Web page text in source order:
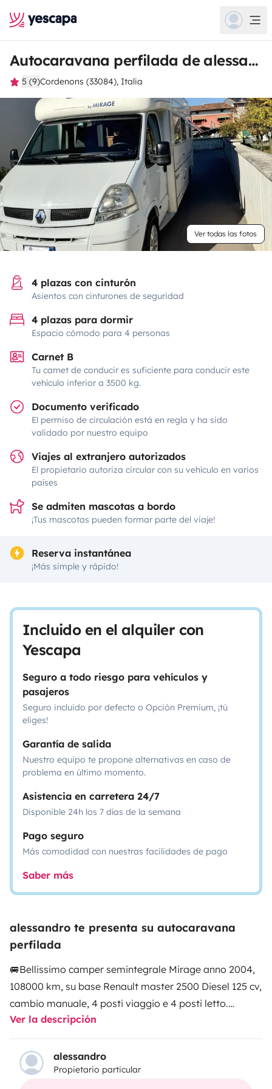
Autocaravana perfilada de alessandro
5 (9)Cordenons (33084), Italia
Ver todas las fotos
4 plazas con cinturón
Asientos con cinturones de seguridad
4 plazas para dormir
Espacio cómodo para 4 personas
Carnet B
Tu carnet de conducir es suficiente para conducir este
vehículo inferior a 3500 kg.
Documento verificado
El permiso de circulación está en regla y ha sido
validado por nuestro equipo
Viajes al extranjero autorizados
El propietario autoriza circular con su vehículo en varios
países
Se admiten mascotas a bordo
¡Tus mascotas pueden formar parte del viaje!
Reserva instantánea
¡Más simple y rápido!
Incluido en el alquiler con
Yescapa
Seguro a todo riesgo para vehículos y
pasajeros
Seguro incluido por defecto o Opción Premium, ¡tú
eliges!
Garantía de salida
Nuestro equipo te propone alternativas en caso de
problema en último momento.
Asistencia en carretera 24/7
Disponible 24h los 7 días de la semana
Pago seguro
Más comodidad con nuestras facilidades de pago
Saber más
alessandro te presenta su autocaravana
perfilada
🚐Bellissimo camper semintegrale Mirage anno 2004,
108000 km, su base Renault master 2500 Diesel 125 cv,
cambio manuale, 4 posti viaggio e 4 posti letto.
Misure: lunghezza 7,05M altezza 2,80M larghezza 2,30M
3 oblò sul tetto più un Turbovent
Finestre con zanzariere e oscuranti
🚾con doccia separata
Ver la descripción
alessandro
Propietario particular